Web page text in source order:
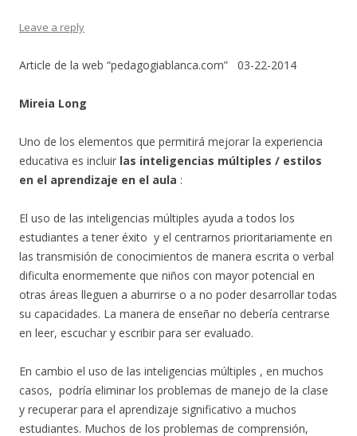
Leave a reply
Article de la web “pedagogiablanca.com” 03-22-2014
Mireia Long
Uno de los elementos que permitirá mejorar la experiencia
educativa es incluir las inteligencias múltiples / estilos
en el aprendizaje en el aula :
El uso de las inteligencias múltiples ayuda a todos los
estudiantes a tener éxito y el centrarnos prioritariamente en
las transmisión de conocimientos de manera escrita o verbal
dificulta enormemente que niños con mayor potencial en
otras áreas lleguen a aburrirse o a no poder desarrollar todas
su capacidades. La manera de enseñar no debería centrarse
en leer, escuchar y escribir para ser evaluado.
En cambio el uso de las inteligencias múltiples , en muchos
casos, podría eliminar los problemas de manejo de la clase
y recuperar para el aprendizaje significativo a muchos
estudiantes. Muchos de los problemas de comprensión,